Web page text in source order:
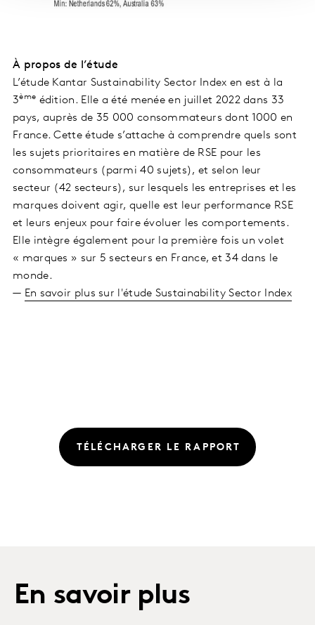
À propos de l’étude
L’étude Kantar Sustainability Sector Index en est à la
3ème édition. Elle a été menée en juillet 2022 dans 33
pays, auprès de 35 000 consommateurs dont 1000 en
France. Cette étude s’attache à comprendre quels sont
les sujets prioritaires en matière de RSE pour les
consommateurs (parmi 40 sujets), et selon leur
secteur (42 secteurs), sur lesquels les entreprises et les
marques doivent agir, quelle est leur performance RSE
et leurs enjeux pour faire évoluer les comportements.
Elle intègre également pour la première fois un volet
« marques » sur 5 secteurs en France, et 34 dans le
monde.
— En savoir plus sur l'étude Sustainability Sector Index
TÉLÉCHARGER LE RAPPORT
En savoir plus